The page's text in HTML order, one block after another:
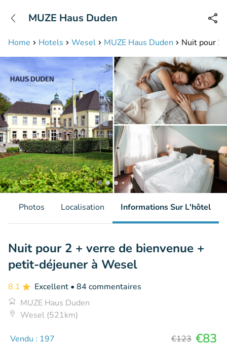
Disponible jusqu'à 23:00 heures
Home Hotels Wesel MUZE Haus Duden Nuit pour 2
MUZE Haus Duden
Photos Localisation Informations Sur L'hôtel
Nuit pour 2 + verre de bienvenue +
petit-déjeuner à Wesel
8.1 Excellent • 84 commentaires
MUZE Haus Duden
Wesel (521km)
Vendu : 197 €123 €83